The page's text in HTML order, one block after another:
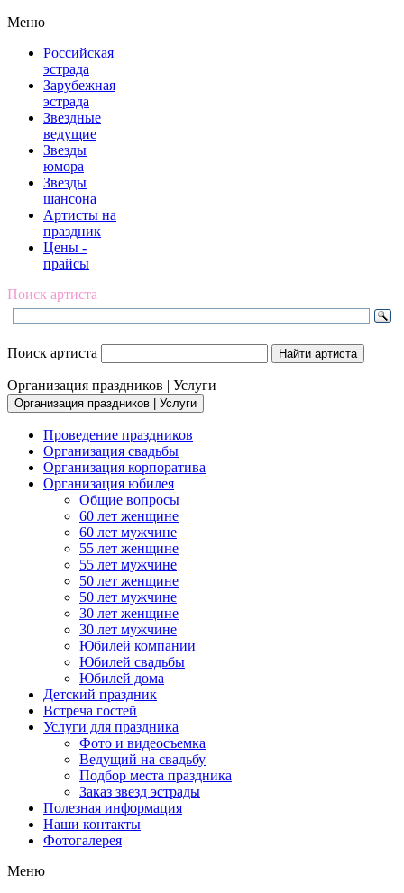
Меню
Российская
эстрада
Зарубежная
эстрада
Звездные
ведущие
Звезды
юмора
Звезды
шансона
Артисты на
праздник
Цены -
прайсы
Поиск артиста
Поиск артиста
Организация праздников | Услуги
Организация праздников | Услуги
Проведение праздников
Организация свадьбы
Организация корпоратива
Организация юбилея
Общие вопросы
60 лет женщине
60 лет мужчине
55 лет женщине
55 лет мужчине
50 лет женщине
50 лет мужчине
30 лет женщине
30 лет мужчине
Юбилей компании
Юбилей свадьбы
Юбилей дома
Детский праздник
Встреча гостей
Услуги для праздника
Фото и видеосъемка
Ведущий на свадьбу
Подбор места праздника
Заказ звезд эстрады
Полезная информация
Наши контакты
Фотогалерея
Меню